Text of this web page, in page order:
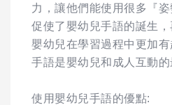
力，讓他們能使用很多『
促使了嬰幼兒手語的誕生
嬰幼兒在學習過程中更加
手語是嬰幼兒和成人互動的
使用嬰幼兒手語的優點: